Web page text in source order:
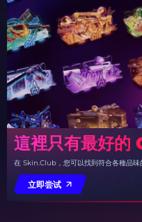
這裡只有最好的
在 Skin.Club，您可以找到符合各種品味
立即尝试